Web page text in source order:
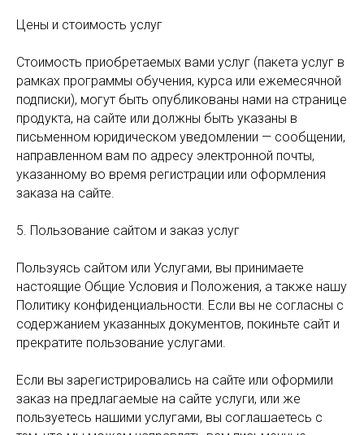
Цены и стоимость услуг
Стоимость приобретаемых вами услуг (пакета услуг в
рамках программы обучения, курса или ежемесячной
подписки), могут быть опубликованы нами на странице
продукта, на сайте или должны быть указаны в
письменном юридическом уведомлении — сообщении,
направленном вам по адресу электронной почты,
указанному во время регистрации или оформления
заказа на сайте.
5. Пользование сайтом и заказ услуг
Пользуясь сайтом или Услугами, вы принимаете
настоящие Общие Условия и Положения, а также нашу
Политику конфиденциальности. Если вы не согласны с
содержанием указанных документов, покиньте сайт и
прекратите пользование услугами.
Если вы зарегистрировались на сайте или оформили
заказ на предлагаемые на сайте услуги, или же
пользуетесь нашими услугами, вы соглашаетесь с